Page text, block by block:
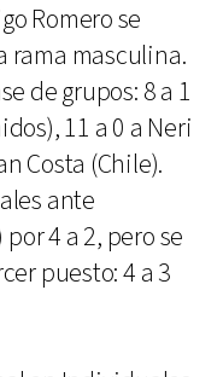
Romero se
rama masculina.
de grupos: 8 a 1
11 a 0 a Neri
Costa (Chile).
ante
4 a 2, pero se
puesto: 4 a 3